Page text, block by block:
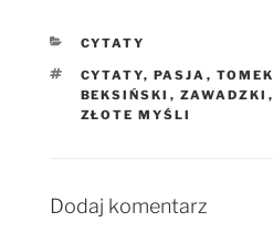
KATEGORIE
CYTATY
TAGI
CYTATY, PASJA , TOMEK
BEKSIŃSKI , ZAWADZKI ,
ZŁOTE MYŚLI
Dodaj komentarz